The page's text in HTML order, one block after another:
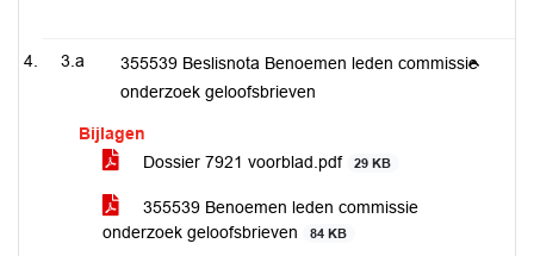
3.a
355539 Beslisnota Benoemen leden commissie
onderzoek geloofsbrieven
Bijlagen
Dossier 7921 voorblad.pdf
29 KB
355539 Benoemen leden commissie
onderzoek geloofsbrieven
84 KB